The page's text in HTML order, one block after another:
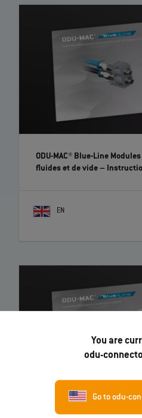
You are
odu-
Go to odu-
ODU-MAC® Blue-Line
fluides et de vide–
EN